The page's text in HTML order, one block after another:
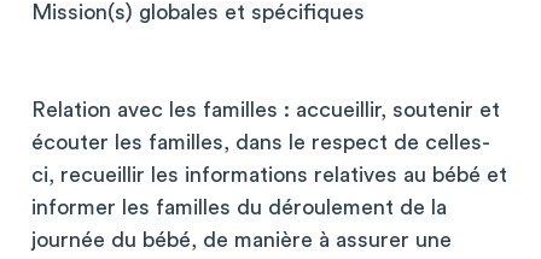
Mission(s) globales et spécifiques
Relation avec les familles : accueillir, soutenir et
écouter les familles, dans le respect de celles-
ci, recueillir les informations relatives au bébé et
informer les familles du déroulement de la
journée du bébé, de manière à assurer une